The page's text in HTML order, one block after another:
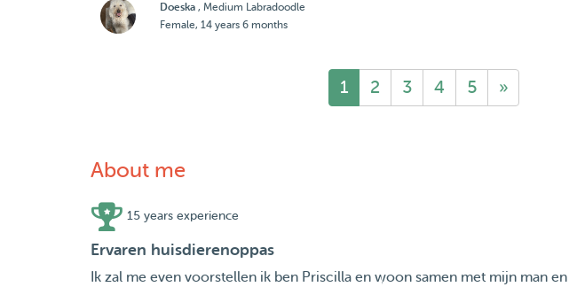
Doeska , Medium Labradoodle
Female, 14 years 6 months
1 2 3 4 5 »
About me
15 years experience
Ervaren huisdierenoppas
Ik zal me even voorstellen ik ben Priscilla en woon samen met mijn man